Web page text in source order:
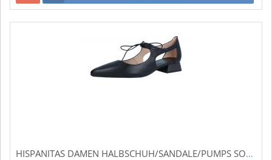
HISPANITAS DAMEN HALBSCHUH/SANDALE/PUMPS SOHO V24 SCHWARZ HV243444BLACK